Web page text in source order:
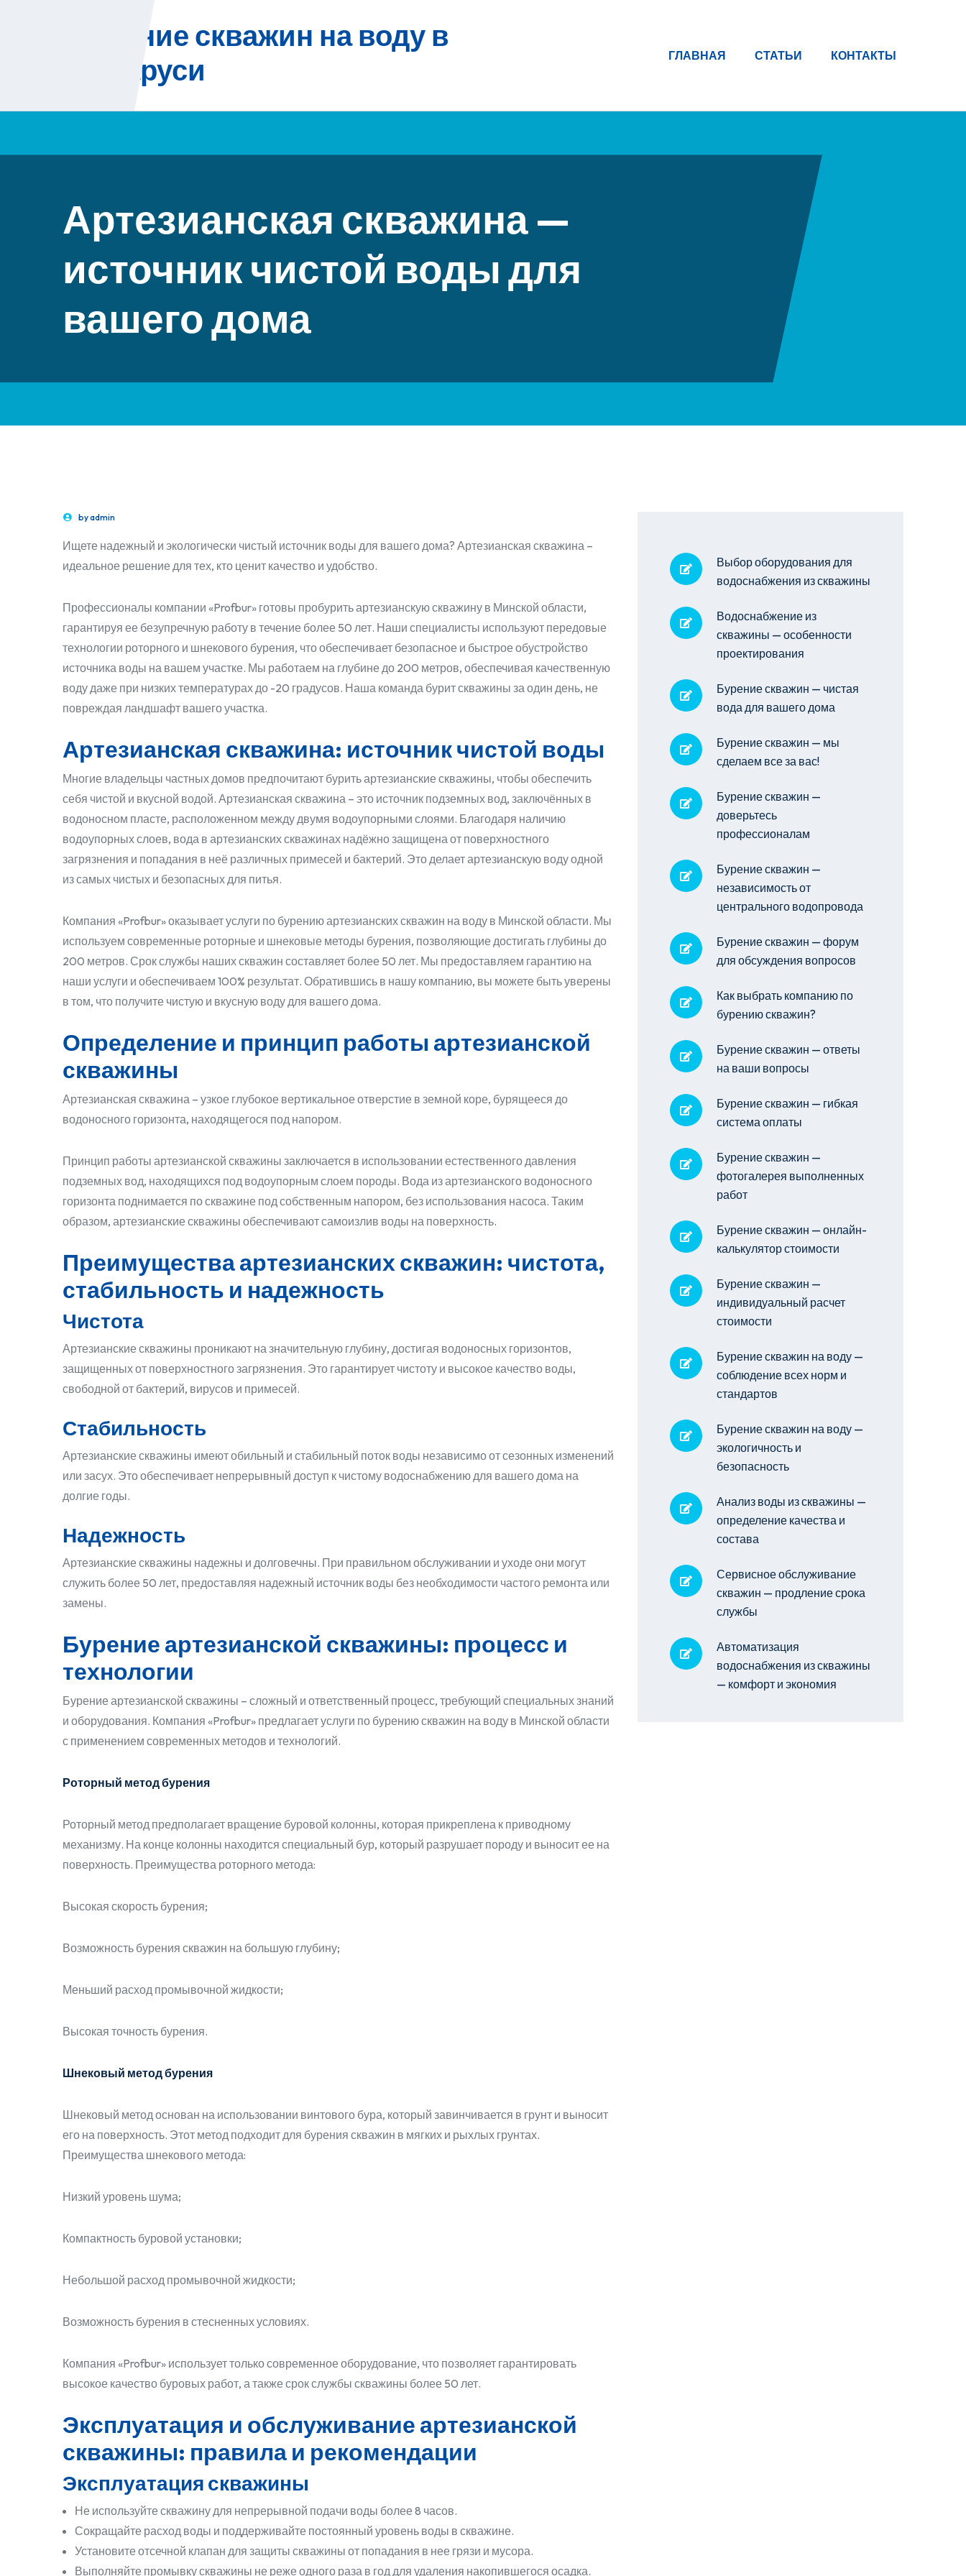
Бурение скважин на воду в
Беларуси
ГЛАВНАЯ СТАТЬИ КОНТАКТЫ
Артезианская скважина —
источник чистой воды для
вашего дома
byadmin
Ищете надежный и экологически чистый источник воды для вашего дома? Артезианская скважина –
идеальное решение для тех, кто ценит качество и удобство.
Профессионалы компании «Profbur» готовы пробурить артезианскую скважину в Минской области,
гарантируя ее безупречную работу в течение более 50 лет. Наши специалисты используют передовые
технологии роторного и шнекового бурения, что обеспечивает безопасное и быстрое обустройство
источника воды на вашем участке. Мы работаем на глубине до 200 метров, обеспечивая качественную
воду даже при низких температурах до -20 градусов. Наша команда бурит скважины за один день, не
повреждая ландшафт вашего участка.
Артезианская скважина: источник чистой воды
Многие владельцы частных домов предпочитают бурить артезианские скважины, чтобы обеспечить
себя чистой и вкусной водой. Артезианская скважина – это источник подземных вод, заключённых в
водоносном пласте, расположенном между двумя водоупорными слоями. Благодаря наличию
водоупорных слоев, вода в артезианских скважинах надёжно защищена от поверхностного
загрязнения и попадания в неё различных примесей и бактерий. Это делает артезианскую воду одной
из самых чистых и безопасных для питья.
Компания «Profbur» оказывает услуги по бурению артезианских скважин на воду в Минской области. Мы
используем современные роторные и шнековые методы бурения, позволяющие достигать глубины до
200 метров. Срок службы наших скважин составляет более 50 лет. Мы предоставляем гарантию на
наши услуги и обеспечиваем 100% результат. Обратившись в нашу компанию, вы можете быть уверены
в том, что получите чистую и вкусную воду для вашего дома.
Определение и принцип работы артезианской
скважины
Артезианская скважина – узкое глубокое вертикальное отверстие в земной коре, бурящееся до
водоносного горизонта, находящегося под напором.
Принцип работы артезианской скважины заключается в использовании естественного давления
подземных вод, находящихся под водоупорным слоем породы. Вода из артезианского водоносного
горизонта поднимается по скважине под собственным напором, без использования насоса. Таким
образом, артезианские скважины обеспечивают самоизлив воды на поверхность.
Преимущества артезианских скважин: чистота,
стабильность и надежность
Чистота
Артезианские скважины проникают на значительную глубину, достигая водоносных горизонтов,
защищенных от поверхностного загрязнения. Это гарантирует чистоту и высокое качество воды,
свободной от бактерий, вирусов и примесей.
Стабильность
Артезианские скважины имеют обильный и стабильный поток воды независимо от сезонных изменений
или засух. Это обеспечивает непрерывный доступ к чистому водоснабжению для вашего дома на
долгие годы.
Надежность
Артезианские скважины надежны и долговечны. При правильном обслуживании и уходе они могут
служить более 50 лет, предоставляя надежный источник воды без необходимости частого ремонта или
замены.
Бурение артезианской скважины: процесс и
технологии
Бурение артезианской скважины – сложный и ответственный процесс, требующий специальных знаний
и оборудования. Компания «Profbur» предлагает услуги по бурению скважин на воду в Минской области
с применением современных методов и технологий.
Роторный метод бурения
Роторный метод предполагает вращение буровой колонны, которая прикреплена к приводному
механизму. На конце колонны находится специальный бур, который разрушает породу и выносит ее на
поверхность. Преимущества роторного метода:
Высокая скорость бурения;
Возможность бурения скважин на большую глубину;
Меньший расход промывочной жидкости;
Высокая точность бурения.
Шнековый метод бурения
Шнековый метод основан на использовании винтового бура, который завинчивается в грунт и выносит
его на поверхность. Этот метод подходит для бурения скважин в мягких и рыхлых грунтах.
Преимущества шнекового метода:
Низкий уровень шума;
Компактность буровой установки;
Небольшой расход промывочной жидкости;
Возможность бурения в стесненных условиях.
Компания «Profbur» использует только современное оборудование, что позволяет гарантировать
высокое качество буровых работ, а также срок службы скважины более 50 лет.
Эксплуатация и обслуживание артезианской
скважины: правила и рекомендации
Эксплуатация скважины
Не используйте скважину для непрерывной подачи воды более 8 часов.
Сокращайте расход воды и поддерживайте постоянный уровень воды в скважине.
Установите отсечной клапан для защиты скважины от попадания в нее грязи и мусора.
Выполняйте промывку скважины не реже одного раза в год для удаления накопившегося осадка.
Выбор оборудования для
водоснабжения из скважины
Водоснабжение из
скважины — особенности
проектирования
Бурение скважин — чистая
вода для вашего дома
Бурение скважин — мы
сделаем все за вас!
Бурение скважин —
доверьтесь
профессионалам
Бурение скважин —
независимость от
центрального водопровода
Бурение скважин — форум
для обсуждения вопросов
Как выбрать компанию по
бурению скважин?
Бурение скважин — ответы
на ваши вопросы
Бурение скважин — гибкая
система оплаты
Бурение скважин —
фотогалерея выполненных
работ
Бурение скважин — онлайн-
калькулятор стоимости
Бурение скважин —
индивидуальный расчет
стоимости
Бурение скважин на воду —
соблюдение всех норм и
стандартов
Бурение скважин на воду —
экологичность и
безопасность
Анализ воды из скважины —
определение качества и
состава
Сервисное обслуживание
скважин — продление срока
службы
Автоматизация
водоснабжения из скважины
— комфорт и экономия